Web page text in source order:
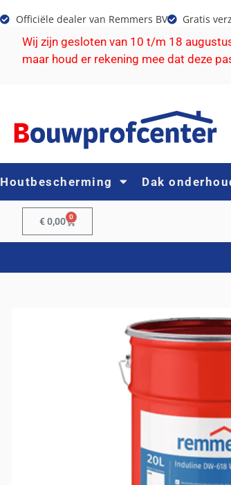
Officiële dealer van Remmers BV Gratis
Wij zijn gesloten van 10 t/m 18
maar houd er rekening mee dat deze
Houtbescherming Dak
€0,00 0